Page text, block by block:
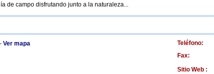
de campo disfrutando junto a la naturaleza...
Ver mapa Teléfono:
Fax:
Sitio Web :